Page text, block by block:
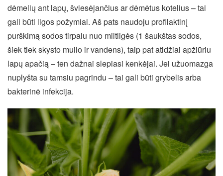
dėmelių ant lapų, šviesėjančius ar dėmėtus kotelius – tai
gali būti ligos požymiai. Aš pats naudoju profilaktinį
purškimą sodos tirpalu nuo miltligės (1 šaukštas sodos,
šiek tiek skysto muilo ir vandens), taip pat atidžiai apžiūriu
lapų apačią – ten dažnai slepiasi kenkėjai. Jei užuomazga
nuplyšta su tamsiu pagrindu – tai gali būti grybelis arba
bakterinė infekcija.